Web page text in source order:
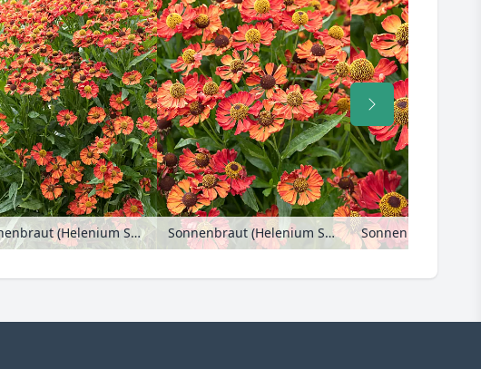
Sonnenbraut (Helenium Sophie zur Linden) Sonnenbraut (Helenium Sophie zur Linden)